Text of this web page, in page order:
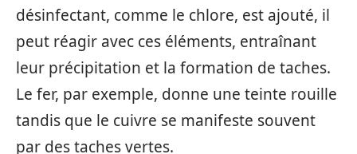
désinfectant, comme le chlore, est ajouté, il
peut réagir avec ces éléments, entraînant
leur précipitation et la formation de taches.
Le fer, par exemple, donne une teinte rouille
tandis que le cuivre se manifeste souvent
par des taches vertes.